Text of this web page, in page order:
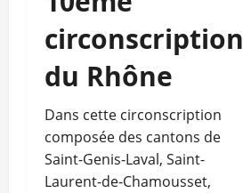
circonscription
du Rhône
Dans cette circonscription
composée des cantons de
Saint-Genis-Laval, Saint-
Laurent-de-Chamousset,